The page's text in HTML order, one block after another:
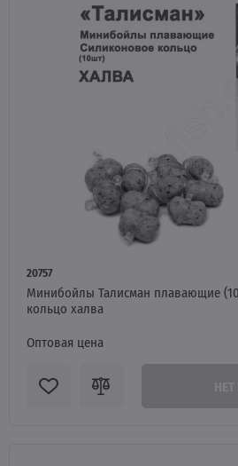
20757
Минибойлы Талисман плавающие
кольцо халва
Оптовая цена